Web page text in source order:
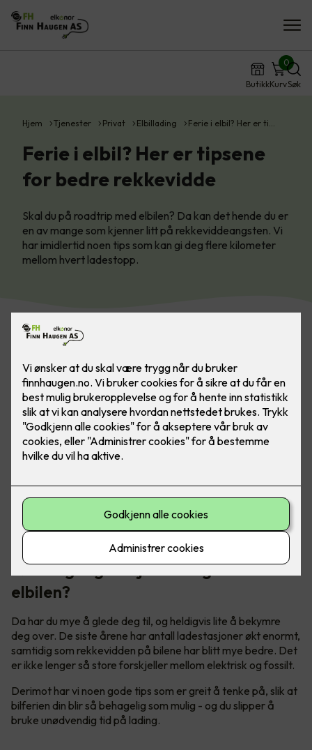
ButikkKurv
0
Søk
Hjem Tjenester Privat Elbillading Ferie i elbil? Her er ti…
Ferie i elbil? Her er tipsene
for bedre rekkevidde
Skal du på roadtrip med elbilen? Da kan det hende du er
en av mange som kjenner litt på rekkeviddeangsten. Vi
har imidlertid noen tips som kan gi deg flere kilometer
mellom hvert ladestopp.
Skal du på norgesferie med elbil? Her er noen triks for å
forlenge rekkevidden, slik at du kan kjøre trollstigen uten
rekkeviddeangst.
Første gang du kjører langtur med
elbilen?
Da har du mye å glede deg til, og heldigvis lite å bekymre
deg over. De siste årene har antall ladestasjoner økt enormt,
samtidig som rekkevidden på bilene har blitt mye bedre. Det
er ikke lenger så store forskjeller mellom elektrisk og fossilt.
Derimot har vi noen gode tips som er greit å tenke på, slik at
bilferien din blir så behagelig som mulig - og du slipper å
bruke unødvendig tid på lading.